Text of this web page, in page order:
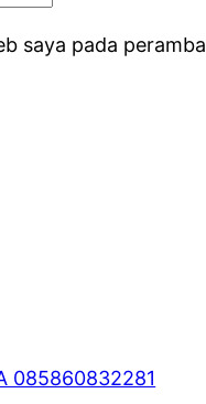
saya pada
085860832281